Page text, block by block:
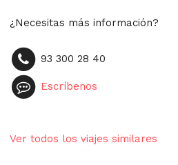
¿Necesitas más información?
93 300 28 40
Escríbenos
Ver todos los viajes similares